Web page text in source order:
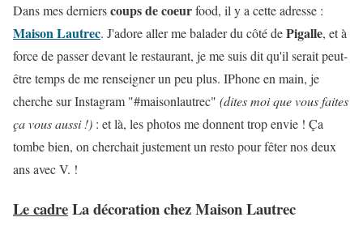
Dans mes dernierscoups de coeurfood, il y a cette adresse :
Maison Lautrec. J'adore aller me balader du côté dePigalle, et à
force de passer devant le restaurant, je me suis dit qu'il serait peut-
être temps de me renseigner un peu plus. IPhone en main, je
cherche sur Instagram "#maisonlautrec" (dites moi que vous faites
ça vous aussi !) : et là, les photos me donnent trop envie ! Ça
tombe bien, on cherchait justement un resto pour fêter nos deux
ans avec V. !
Le cadreLa décoration chez Maison Lautrec